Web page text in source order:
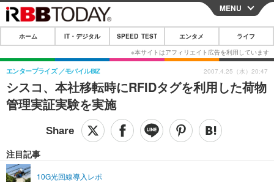
CLOSE
ホーム
IT・デジタル
IT・デジタルTOP スマートフォン
ショッピング その他
SPEED TEST
エンタメTOP 映画・ドラマ
ライフTOP
リリース一覧
MENU
ホーム IT・デジタル SPEED TEST エンタメ ライフ
シスコ、本社移転時にRFIDタグを利用した荷物
管理実証実験を実施
エンタープライズ モバイルBIZ
注目記事
10G光回線導入レポ
2007.4.25（水）20:47